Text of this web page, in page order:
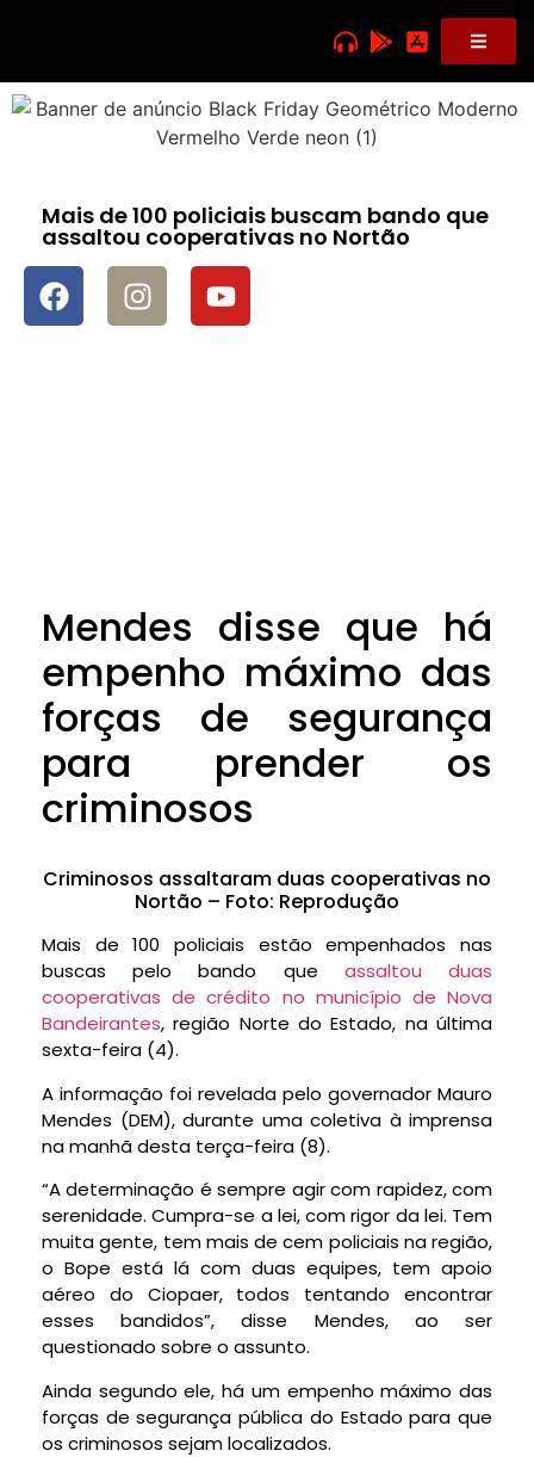
Mais de 100 policiais buscam bando que
assaltou cooperativas no Nortão
Mendes disse que há
empenho máximo das
forças de segurança
para prender os
criminosos
Criminosos assaltaram duas cooperativas no
Nortão – Foto: Reprodução
Mais de 100 policiais estão empenhados nas
buscas pelo bando que assaltou duas
cooperativas de crédito no município de Nova
Bandeirantes, região Norte do Estado, na última
sexta-feira (4).
A informação foi revelada pelo governador Mauro
Mendes (DEM), durante uma coletiva à imprensa
na manhã desta terça-feira (8).
“A determinação é sempre agir com rapidez, com
serenidade. Cumpra-se a lei, com rigor da lei. Tem
muita gente, tem mais de cem policiais na região,
o Bope está lá com duas equipes, tem apoio
aéreo do Ciopaer, todos tentando encontrar
esses bandidos”, disse Mendes, ao ser
questionado sobre o assunto.
Ainda segundo ele, há um empenho máximo das
forças de segurança pública do Estado para que
os criminosos sejam localizados.